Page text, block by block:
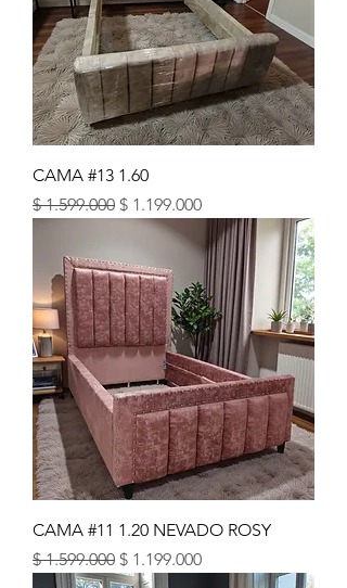
CAMA #13 1.60
Precio
$ 1.599.000 Precio de oferta
$ 1.199.000
CAMA #11 1.20 NEVADO ROSY
Precio
$ 1.599.000 Precio de oferta
$ 1.199.000